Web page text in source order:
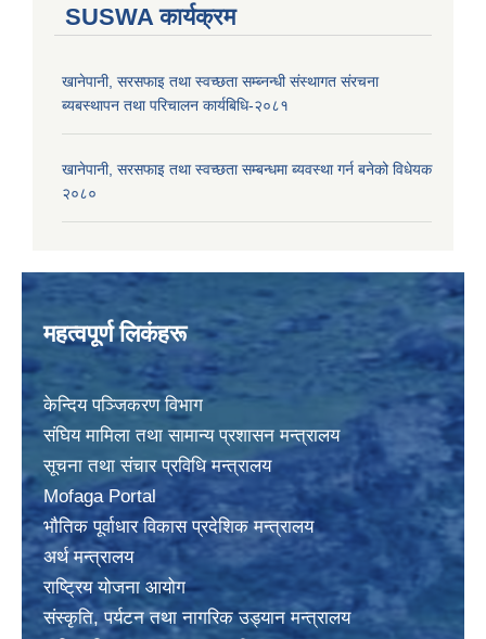
SUSWA कार्यक्रम
खानेपानी, सरसफाइ तथा स्वच्छता सम्ब्नन्धी संस्थागत संरचना
ब्यबस्थापन तथा परिचालन कार्यबिधि-२०८१
खानेपानी, सरसफाइ तथा स्वच्छता सम्बन्धमा ब्यवस्था गर्न बनेको विधेयक
२०८०
महत्वपूर्ण लिकंहरू
केन्दिय पञ्जिकरण विभाग
संघिय मामिला तथा सामान्य प्रशासन मन्त्रालय
सूचना तथा संचार प्रविधि मन्त्रालय
Mofaga Portal
भाैतिक पूर्वाधार विकास प्रदेशिक मन्त्रालय
अर्थ मन्त्रालय
राष्ट्रिय योजना आयोग
संस्कृति, पर्यटन तथा नागरिक उड्यान मन्त्रालय